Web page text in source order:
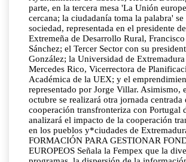
parte, en la tercera mesa 'La Unión
cercana; la ciudadanía toma la palabra' se
sociedad, representada en el presidente
Extremeña de Desarrollo Rural,
Sánchez; el Tercer Sector con su
González; la Universidad de
Mercedes Rico, Vicerrectora de
Académica de la UEX; y el
representado por Jorge Villar. Asimismo,
octubre se realizará otra jornada centrada
cooperación transfronteriza con Portugal
analizará el impacto de la cooperación
en los pueblos y*ciudades de
FORMACIÓN PARA GESTIONAR
EUROPEOS Señala la Fempex que la